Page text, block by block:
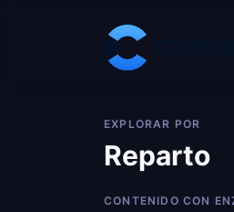
EXPLORAR POR
Reparto
CONTENIDO CON